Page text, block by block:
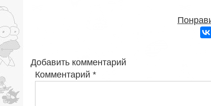
Добавить комментарий
Комментарий*